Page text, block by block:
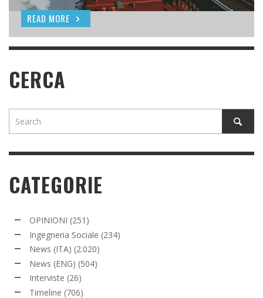
READ MORE
READ MORE
READ MORE
CERCA
CATEGORIE
OPINIONI (251)
Ingegneria Sociale (234)
News (ITA) (2.020)
News (ENG) (504)
Interviste (26)
Timeline (706)